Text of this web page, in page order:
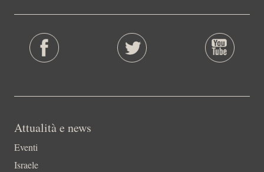
Attualità e news
Eventi
Israele